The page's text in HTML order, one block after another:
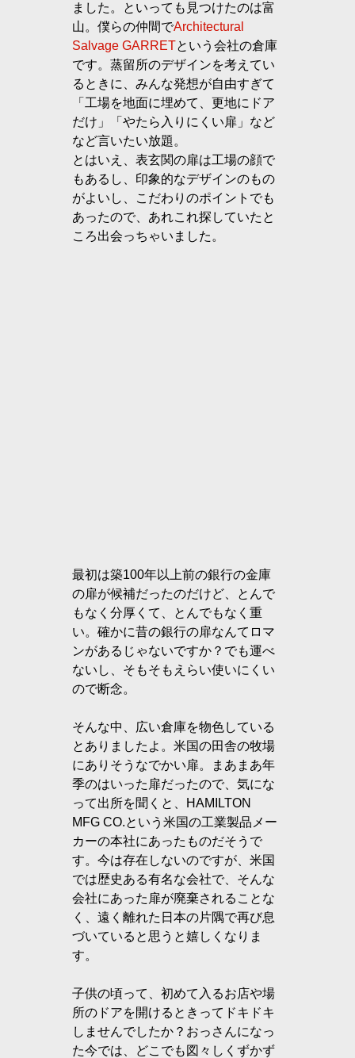
ました。といっても見つけたのは富
山。僕らの仲間でArchitectural
Salvage GARRETという会社の倉庫
です。蒸留所のデザインを考えてい
るときに、みんな発想が自由すぎて
「工場を地面に埋めて、更地にドア
だけ」「やたら入りにくい扉」など
など言いたい放題。
とはいえ、表玄関の扉は工場の顔で
もあるし、印象的なデザインのもの
がよいし、こだわりのポイントでも
あったので、あれこれ探していたと
ころ出会っちゃいました。
最初は築100年以上前の銀行の金庫
の扉が候補だったのだけど、とんで
もなく分厚くて、とんでもなく重
い。確かに昔の銀行の扉なんてロマ
ンがあるじゃないですか？でも運べ
ないし、そもそもえらい使いにくい
ので断念。
そんな中、広い倉庫を物色している
とありましたよ。米国の田舎の牧場
にありそうなでかい扉。まあまあ年
季のはいった扉だったので、気にな
って出所を聞くと、HAMILTON
MFG CO.という米国の工業製品メー
カーの本社にあったものだそうで
す。今は存在しないのですが、米国
では歴史ある有名な会社で、そんな
会社にあった扉が廃棄されることな
く、遠く離れた日本の片隅で再び息
づいていると思うと嬉しくなりま
す。
子供の頃って、初めて入るお店や場
所のドアを開けるときってドキドキ
しませんでしたか？おっさんになっ
た今では、どこでも図々しくずかず